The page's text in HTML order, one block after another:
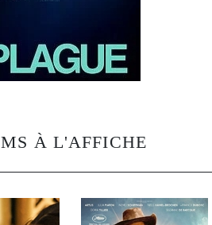
À L'AFFICHE